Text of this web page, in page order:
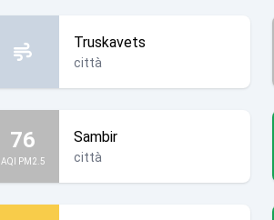
Truskavets
città
76
AQI PM2.5
Sambir
città